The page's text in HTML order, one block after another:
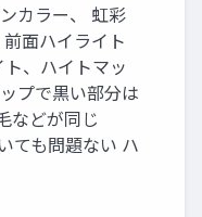
カラー、 虹彩
面ハイライト
、ハイトマッ
プで黒い部分は
などが同じ
ても問題ない ハ